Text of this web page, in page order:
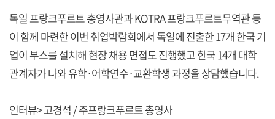
독일 프랑크푸르트 총영사관과 KOTRA 프랑크푸르트무역관 등
이 함께 마련한 이번 취업박람회에서 독일에 진출한 17개 한국 기
업이 부스를 설치해 현장 채용 면접도 진행했고 한국 14개 대학
관계자가 나와 유학·어학연수·교환학생 과정을 상담했습니다.
인터뷰> 고경석 / 주프랑크푸르트 총영사